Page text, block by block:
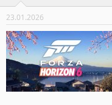
u
n
a
l
o
i
t
t
v
ä
m
ä
ä
r
ä
23.01.2026